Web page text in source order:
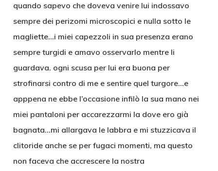
quando sapevo che doveva venire lui indossavo
sempre dei perizomi microscopici e nulla sotto le
magliette…i miei capezzoli in sua presenza erano
sempre turgidi e amavo osservarlo mentre li
guardava. ogni scusa per lui era buona per
strofinarsi contro di me e sentire quel turgore…e
apppena ne ebbe l’occasione infilò la sua mano nei
miei pantaloni per accarezzarmi la dove ero già
bagnata…mi allargava le labbra e mi stuzzicava il
clitoride anche se per fugaci momenti, ma questo
non faceva che accrescere la nostra